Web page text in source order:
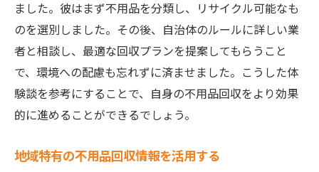
ました。彼はまず不用品を分類し、リサイクル可能なも
のを選別しました。その後、自治体のルールに詳しい業
者と相談し、最適な回収プランを提案してもらうこと
で、環境への配慮も忘れずに済ませました。こうした体
験談を参考にすることで、自身の不用品回収をより効果
的に進めることができるでしょう。
地域特有の不用品回収情報を活用する